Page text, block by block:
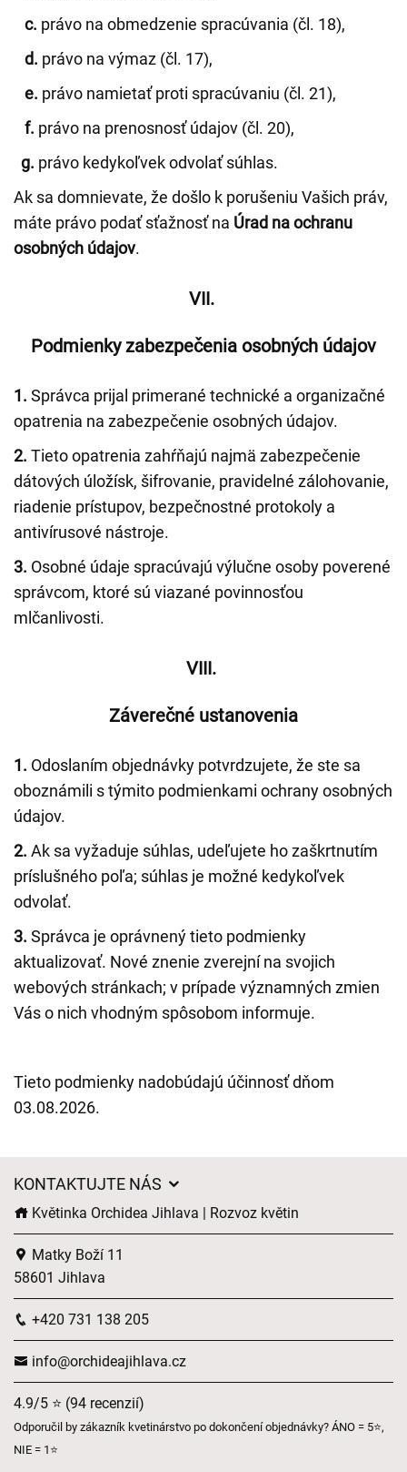
c. právo na obmedzenie spracúvania (čl. 18),
d. právo na výmaz (čl. 17),
e. právo namietať proti spracúvaniu (čl. 21),
f. právo na prenosnosť údajov (čl. 20),
g. právo kedykoľvek odvolať súhlas.
Ak sa domnievate, že došlo k porušeniu Vašich práv,
máte právo podať sťažnosť na Úrad na ochranu
osobných údajov.
VII.
Podmienky zabezpečenia osobných údajov
1. Správca prijal primerané technické a organizačné
opatrenia na zabezpečenie osobných údajov.
2. Tieto opatrenia zahŕňajú najmä zabezpečenie
dátových úložísk, šifrovanie, pravidelné zálohovanie,
riadenie prístupov, bezpečnostné protokoly a
antivírusové nástroje.
3. Osobné údaje spracúvajú výlučne osoby poverené
správcom, ktoré sú viazané povinnosťou
mlčanlivosti.
VIII.
Záverečné ustanovenia
1. Odoslaním objednávky potvrdzujete, že ste sa
oboznámili s týmito podmienkami ochrany osobných
údajov.
2. Ak sa vyžaduje súhlas, udeľujete ho zaškrtnutím
príslušného poľa; súhlas je možné kedykoľvek
odvolať.
3. Správca je oprávnený tieto podmienky
aktualizovať. Nové znenie zverejní na svojich
webových stránkach; v prípade významných zmien
Vás o nich vhodným spôsobom informuje.
Tieto podmienky nadobúdajú účinnosť dňom
03.08.2026.
KONTAKTUJTE NÁS
Květinka Orchidea Jihlava | Rozvoz květin
Matky Boží 11
58601 Jihlava
+420 731 138 205
info@orchideajihlava.cz
4.9/5 ⭐ (94 recenzií)
Odporučil by zákazník kvetinárstvo po dokončení objednávky? ÁNO = 5⭐,
NIE = 1⭐